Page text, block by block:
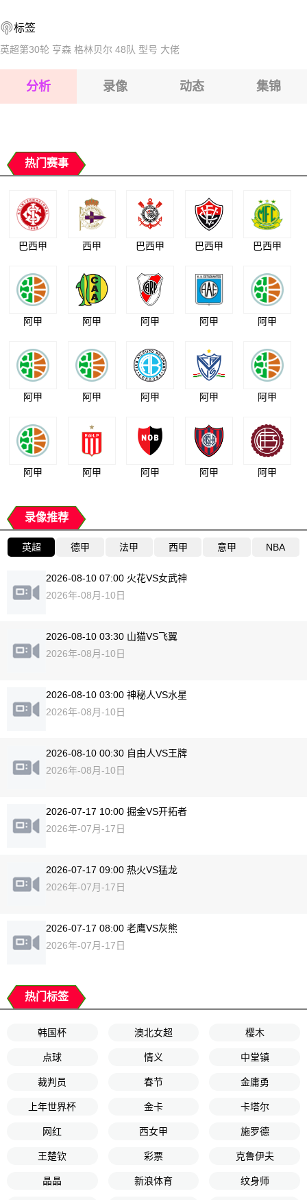
2026-08-17 【球会友谊】 里德VS伊斯坦布尔巴萨克塞尔
2026-08-17 【球会友谊】 里德VS伊斯坦布尔巴萨克塞尔
标签
英超第30轮 亨森 格林贝尔 48队 型号 大佬
分析 录像 动态 集锦
热门赛事
巴西甲 西甲 巴西甲 巴西甲 巴西甲
阿甲 阿甲 阿甲 阿甲 阿甲
阿甲 阿甲 阿甲 阿甲 阿甲
阿甲 阿甲 阿甲 阿甲 阿甲
录像推荐
英超 德甲 法甲 西甲 意甲 NBA
2026-08-10 07:00 火花VS女武神
2026年-08月-10日
2026-08-10 03:30 山猫VS飞翼
2026年-08月-10日
2026-08-10 03:00 神秘人VS水星
2026年-08月-10日
2026-08-10 00:30 自由人VS王牌
2026年-08月-10日
2026-07-17 10:00 掘金VS开拓者
2026年-07月-17日
2026-07-17 09:00 热火VS猛龙
2026年-07月-17日
2026-07-17 08:00 老鹰VS灰熊
2026年-07月-17日
热门标签
韩国杯 澳北女超 樱木
点球 情义 中堂镇
裁判员 春节 金庸勇
上年世界杯 金卡 卡塔尔
网红 西女甲 施罗德
王楚钦 彩票 克鲁伊夫
晶晶 新浪体育 纹身师